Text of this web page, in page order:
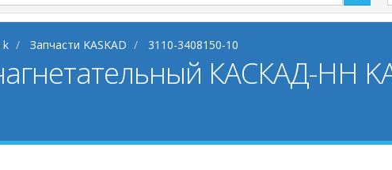
k Запчасти KASKAD 3110-3408150-10
КАСКАД-НН